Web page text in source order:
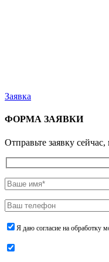
Заявка
ФОРМА ЗАЯВКИ
Отправьте заявку
Я даю согласие на обработку